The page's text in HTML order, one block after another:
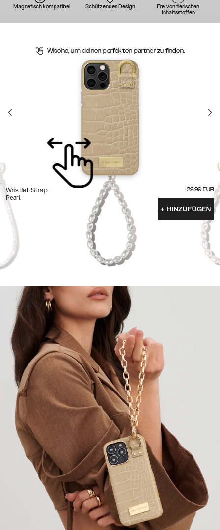
Magnetisch kompatibel Schützendes Design Frei von tierischen
Inhaltsstoffen
Wische, um deinen perfekten partner zu finden.
Wristlet Strap
Pearl
29.99 EUR
+ HINZUFÜGEN